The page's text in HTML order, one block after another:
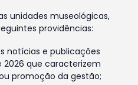
unidades museológicas,
providências:
notícias e publicações
2026 que caracterizem
promoção da gestão;